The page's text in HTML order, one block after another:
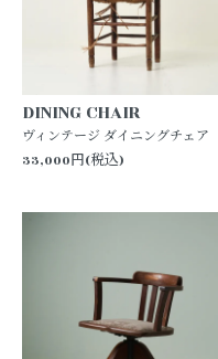
DINING CHAIR
ヴィンテージ ダイニングチェア
33,000円(税込)